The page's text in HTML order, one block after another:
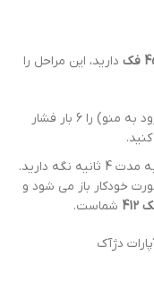
دارید، این مراحل را
کلید سمت راست (ورود به منو) را 6 بار فشار
کلید سمت چپ (+) را به مدت 4 ثانیه نگه دارید.
خودکار باز می شود و
شماست.
دژآک